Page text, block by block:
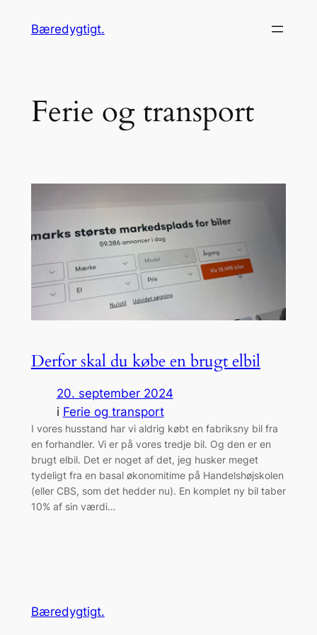
Bæredygtigt.
Ferie og transport
Derfor skal du købe en brugt elbil
20. september 2024
i Ferie og transport
I vores husstand har vi aldrig købt en fabriksny bil fra
en forhandler. Vi er på vores tredje bil. Og den er en
brugt elbil. Det er noget af det, jeg husker meget
tydeligt fra en basal økonomitime på Handelshøjskolen
(eller CBS, som det hedder nu). En komplet ny bil taber
10% af sin værdi…
Bæredygtigt.